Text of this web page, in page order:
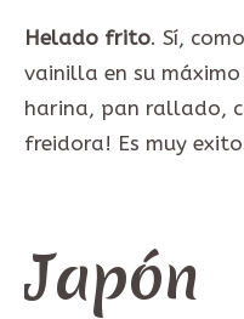
Helado frito. Sí,
vainilla en su
harina, pan rallado,
freidora! Es muy
Japón